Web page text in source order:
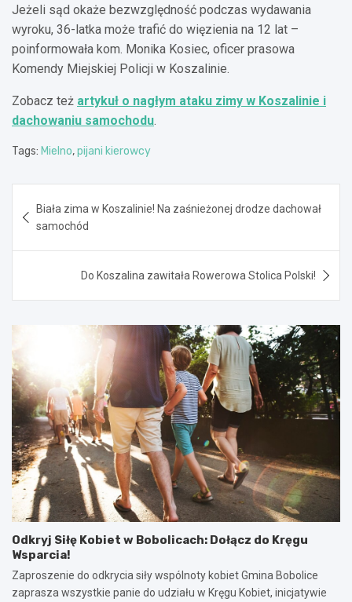
Jeżeli sąd okaże bezwzględność podczas wydawania
wyroku, 36-latka może trafić do więzienia na 12 lat –
poinformowała kom. Monika Kosiec, oficer prasowa
Komendy Miejskiej Policji w Koszalinie.
Zobacz też artykuł o nagłym ataku zimy w Koszalinie i
dachowaniu samochodu.
Tags: Mielno,pijani kierowcy
wpisu
Biała zima w Koszalinie! Na zaśnieżonej drodze dachował
samochód
Do Koszalina zawitała Rowerowa Stolica Polski!
Odkryj Siłę Kobiet w Bobolicach: Dołącz do Kręgu
Wsparcia!
Zaproszenie do odkrycia siły wspólnoty kobiet Gmina Bobolice
zaprasza wszystkie panie do udziału w Kręgu Kobiet, inicjatywie